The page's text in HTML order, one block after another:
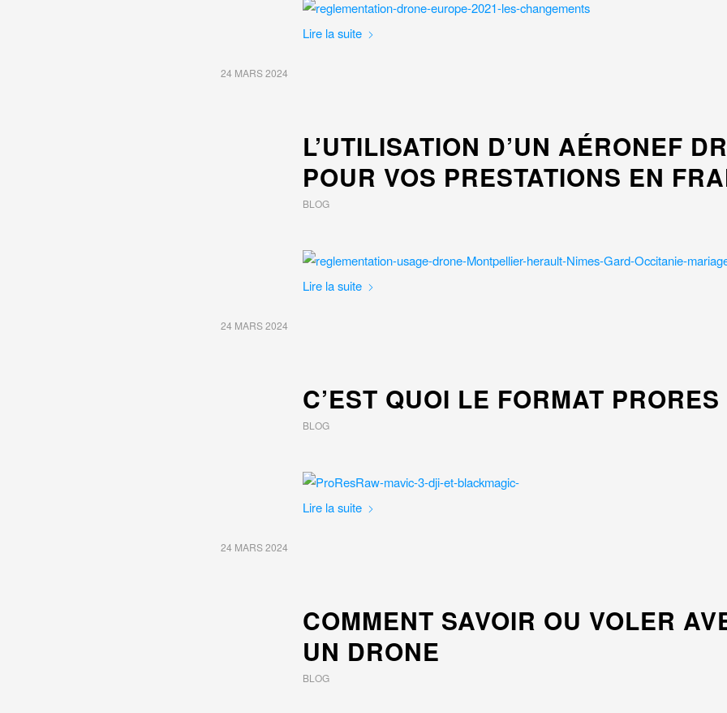
Lire la suite
24 MARS 2024
L’UTILISATION D’UN AÉRONEF
POUR VOS PRESTATIONS EN
BLOG
Lire la suite
24 MARS 2024
C’EST QUOI LE FORMAT PRORES
BLOG
Lire la suite
24 MARS 2024
COMMENT SAVOIR OU VOLER
UN DRONE
BLOG